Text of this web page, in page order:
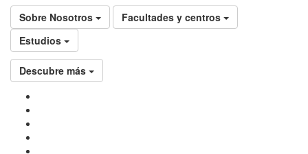
Sobre Nosotros
Facultades y centros
Estudios
Descubre más